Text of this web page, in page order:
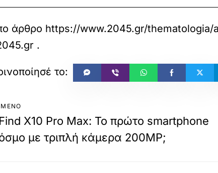
άρθρο https://www.2045.gr/
.
X10 Pro Max: Το πρώτο smartphone
με τριπλή κάμερα 200MP;